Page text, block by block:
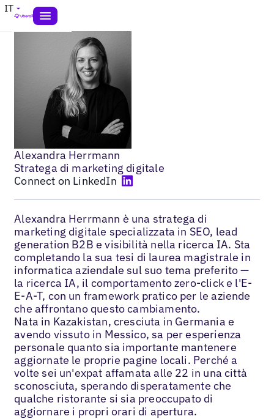
IT
Alexandra Herrmann
Stratega di marketing digitale
Connect on LinkedIn
Alexandra Herrmann è una stratega di
marketing digitale specializzata in SEO, lead
generation B2B e visibilità nella ricerca IA. Sta
completando la sua tesi di laurea magistrale in
informatica aziendale sul suo tema preferito —
la ricerca IA, il comportamento zero-click e l'E-
E-A-T, con un framework pratico per le aziende
che affrontano questo cambiamento.
Nata in Kazakistan, cresciuta in Germania e
avendo vissuto in Messico, sa per esperienza
personale quanto sia importante mantenere
aggiornate le proprie pagine locali. Perché a
volte sei un'expat affamata alle 22 in una città
sconosciuta, sperando disperatamente che
qualche ristorante si sia preoccupato di
aggiornare i propri orari di apertura.